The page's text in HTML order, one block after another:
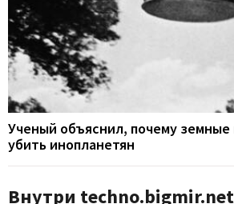
Ученый объяснил, почему земные
убить инопланетян
Внутри techno.bigmir.net